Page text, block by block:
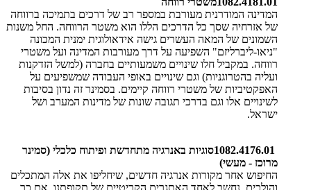
המדינה המודרנית מעורבת במספר רב של דרכים בתמיכה ברווחה
של אזרחיה שסך כל הדרכים הללו הוא משטר הרווחה. החל משנות
השמונים של המאה העשרים גישה אידאולוגית ימנית המכונה
"ניאו-ליברליזם" השפיעה על דרך מעורבות המדינה ועל משטרי
רווחה. במקביל חלו שינויים משמעותיים בחברה (למשל הזדקנות
ועליה בהטרוגניות) וגם שינויים באופי העבודה שמשפיעים על
האפקטיביות של משטרי רווחה קיימים. בסמינר זה נדון בסיבות
לשינויים אלו וגם בדרכי תגובה שונות של מדינות המערב ושל
ישראל.​
1082.4176.01סוגיות באנרגיה מתחדשת ופיתוח כלכלי (סמינר
מרוכז - מעשי)
החיפוש אחר מקורות אנרגיה חדשים, שיחליפו את אלה המתכלים
והולכים, נחשב לאחד האתגרים הקריטיים של תקופתנו. אם כך,